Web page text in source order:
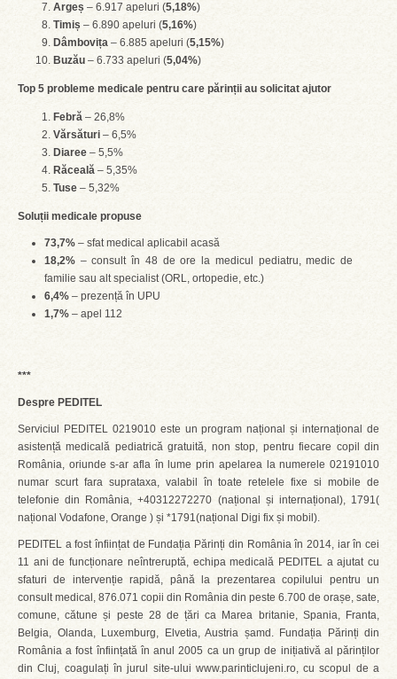
Argeș – 6.917 apeluri (5,18%)
Timiș – 6.890 apeluri (5,16%)
Dâmbovița – 6.885 apeluri (5,15%)
Buzău – 6.733 apeluri (5,04%)
Top 5 probleme medicale pentru care părinții au solicitat ajutor
Febră – 26,8%
Vărsături – 6,5%
Diaree – 5,5%
Răceală – 5,35%
Tuse – 5,32%
Soluții medicale propuse
73,7% – sfat medical aplicabil acasă
18,2% – consult în 48 de ore la medicul pediatru, medic de
familie sau alt specialist (ORL, ortopedie, etc.)
6,4% – prezență în UPU
1,7% – apel 112
***
Despre PEDITEL
Serviciul PEDITEL 0219010 este un program național și internațional de
asistență medicală pediatrică gratuită, non stop, pentru fiecare copil din
România, oriunde s-ar afla în lume prin apelarea la numerele 02191010
numar scurt fara suprataxa, valabil în toate retelele fixe si mobile de
telefonie din România, +40312272270 (național și internațional), 1791(
național Vodafone, Orange ) și *1791(național Digi fix și mobil).
PEDITEL a fost înființat de Fundația Părinți din România în 2014, iar în cei
11 ani de funcționare neîntreruptă, echipa medicală PEDITEL a ajutat cu
sfaturi de intervenție rapidă, până la prezentarea copilului pentru un
consult medical, 876.071 copii din România din peste 6.700 de orașe, sate,
comune, cătune și peste 28 de țări ca Marea britanie, Spania, Franta,
Belgia, Olanda, Luxemburg, Elvetia, Austria șamd. Fundația Părinți din
România a fost înființată în anul 2005 ca un grup de inițiativă al părinților
din Cluj, coagulați în jurul site-ului www.parinticlujeni.ro, cu scopul de a